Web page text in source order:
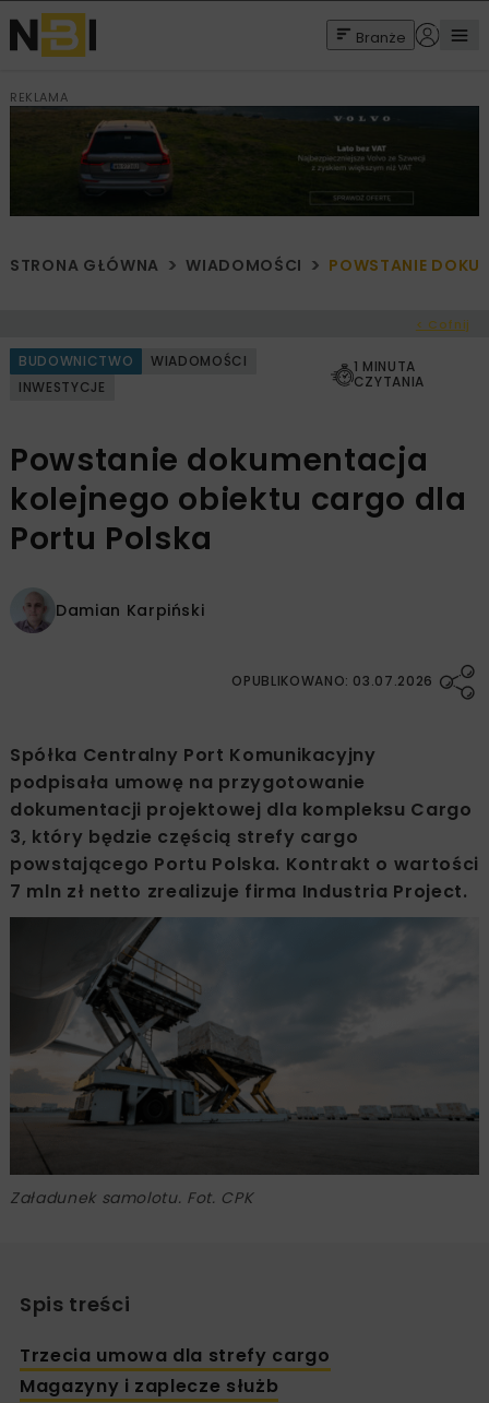
Branże
REKLAMA
STRONA GŁÓWNA WIADOMOŚCI POWSTANIE
< Cofnij
BUDOWNICTWO
WIADOMOŚCI
INWESTYCJE
1 MINUTA
CZYTANIA
Powstanie dokumentacja
kolejnego obiektu cargo dla
Portu Polska
Damian Karpiński
OPUBLIKOWANO: 03.07.2026
Spółka Centralny Port Komunikacyjny
podpisała umowę na przygotowanie
dokumentacji projektowej dla kompleksu Cargo
3, który będzie częścią strefy cargo
powstającego Portu Polska. Kontrakt o wartości
7 mln zł netto zrealizuje firma Industria Project.
Załadunek samolotu. Fot. CPK
Spis treści
Trzecia umowa dla strefy cargo
Magazyny i zaplecze służb